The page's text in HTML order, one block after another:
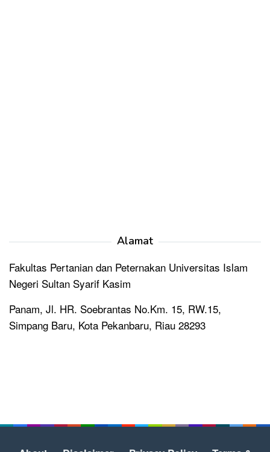
Alamat
Fakultas Pertanian dan Peternakan Universitas Islam
Negeri Sultan Syarif Kasim
Panam, Jl. HR. Soebrantas No.Km. 15, RW.15,
Simpang Baru, Kota Pekanbaru, Riau 28293